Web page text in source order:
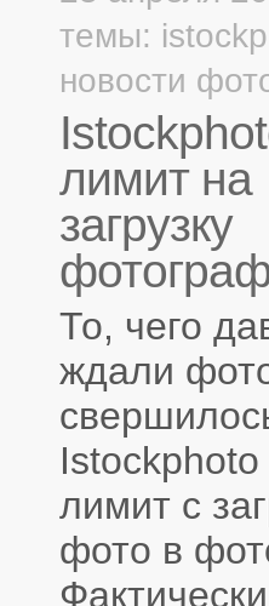
темы:
новости
лимит на
загрузку
То, чего
ждали
Istockphoto
лимит с
фото в